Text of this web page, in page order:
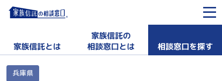
家族信託とは
家族信託の
相談窓口とは 相談窓口を探す
兵庫県